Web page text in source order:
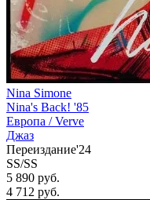
Nina Simone
Nina's Back! '85
Европа /Verve
Джаз
Переиздание'24
SS/SS
5 890 руб.
4 712 руб.